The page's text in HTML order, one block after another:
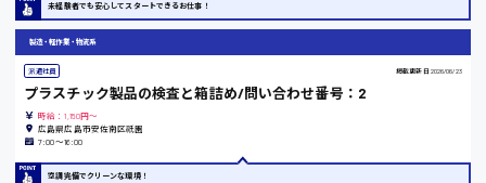
時給1100円〜
未経験者でも安心してスタートできるお仕事！
製造・軽作業・物流系
派遣社員 掲載更新日 2026/06/23
プラスチック製品の検査と箱詰め/問い合わせ番号：2
時給：1,150円～
広島県広島市安佐南区祇園
7:00〜16:00
空調完備でクリーンな環境！